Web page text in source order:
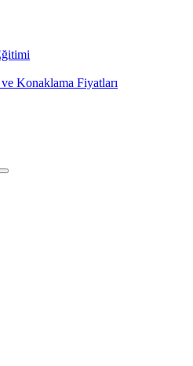
Konaklama Fiyatları